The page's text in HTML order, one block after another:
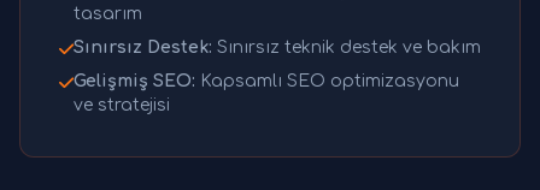
tasarım
Sınırsız Destek: Sınırsız teknik destek ve bakım
Gelişmiş SEO: Kapsamlı SEO optimizasyonu
ve stratejisi